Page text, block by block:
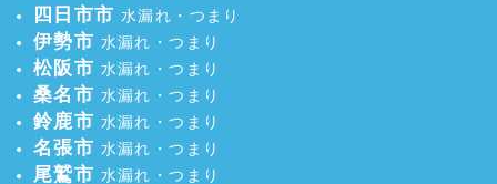
四日市市 水漏れ・つまり
伊勢市 水漏れ・つまり
松阪市 水漏れ・つまり
桑名市 水漏れ・つまり
鈴鹿市 水漏れ・つまり
名張市 水漏れ・つまり
尾鷲市 水漏れ・つまり